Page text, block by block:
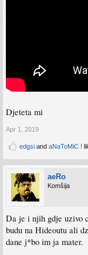
Djeteta mi
Apr 1, 2019
edgsi and aNaToMiC !
aeRo
Komšija
Da je i njih gdje uzivo
budu na Hideoutu ali
dane j*bo im ja mater.